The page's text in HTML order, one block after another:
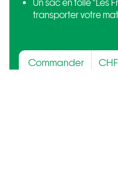
Un sac en toile “Les
transporter votre
Commander